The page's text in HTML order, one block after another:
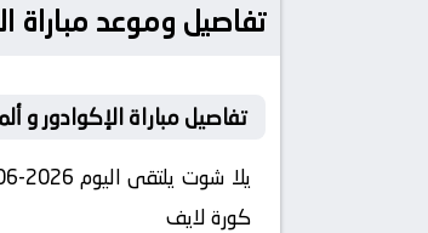
تفاصيل وموعد مباراة الإكوادور و ألمانيا
تفاصيل مباراة الإكوادور و
كورة لايف